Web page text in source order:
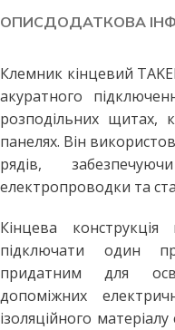
ОПИСДОДАТКОВА
Клемник кінцевий
акуратного
розподільних щитах,
панелях. Він
рядів,
електропроводки та
Кінцева
підключати один
придатним для
допоміжних
ізоляційного